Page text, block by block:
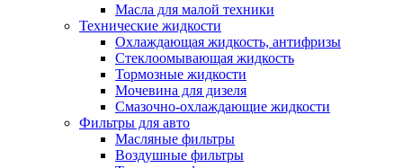
Масла для малой техники
Технические жидкости
Охлаждающая жидкость, антифризы
Стеклоомывающая жидкость
Тормозные жидкости
Мочевина для дизеля
Смазочно-охлаждающие жидкости
Фильтры для авто
Масляные фильтры
Воздушные фильтры